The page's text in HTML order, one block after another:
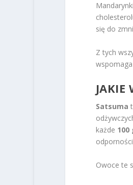
się do
Z tych
JAKIE
Satsuma
każde 100
Owoce te